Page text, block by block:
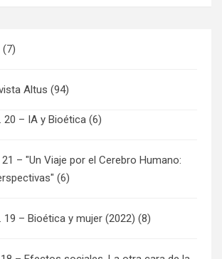
(7)
Altus (94)
20 – IA y Bioética (6)
21 – "Un Viaje por el Cerebro Humano:
(6)
19 – Bioética y mujer (2022) (8)